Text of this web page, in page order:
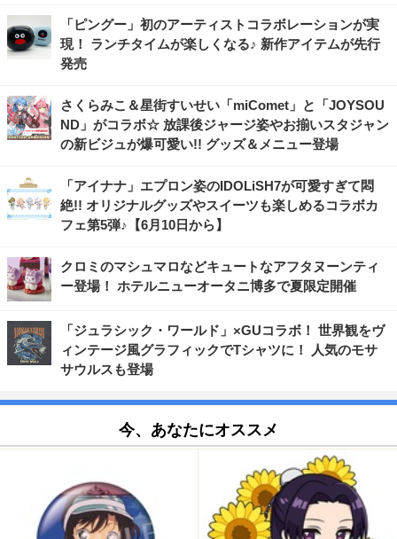
「ピングー」初のアーティストコラボレーションが実
現！ ランチタイムが楽しくなる♪ 新作アイテムが先行
発売
さくらみこ＆星街すいせい「miComet」と「JOYSOU
ND」がコラボ☆ 放課後ジャージ姿やお揃いスタジャン
の新ビジュが爆可愛い!! グッズ＆メニュー登場
「アイナナ」エプロン姿のIDOLiSH7が可愛すぎて悶
絶!! オリジナルグッズやスイーツも楽しめるコラボカ
フェ第5弾♪【6月10日から】
クロミのマシュマロなどキュートなアフタヌーンティ
ー登場！ ホテルニューオータニ博多で夏限定開催
「ジュラシック・ワールド」×GUコラボ！ 世界観をヴ
ィンテージ風グラフィックでTシャツに！ 人気のモサ
サウルスも登場
今、あなたにオススメ